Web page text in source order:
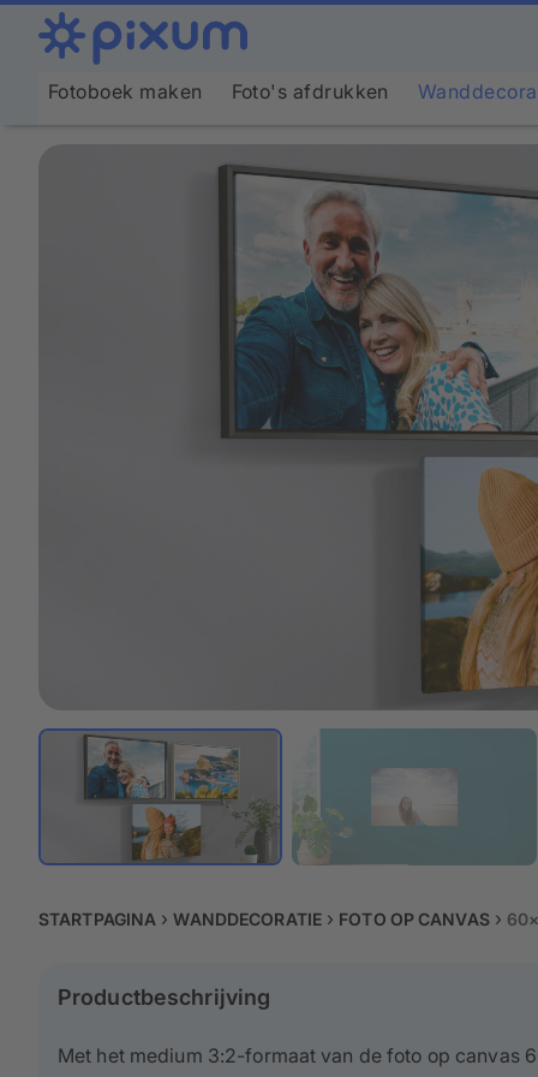
Fotoboek maken Foto's afdrukken
STARTPAGINA WANDDECORATIE FOTO OP CANVAS
Productbeschrijving
Met het medium 3:2-formaat van de foto op canvas